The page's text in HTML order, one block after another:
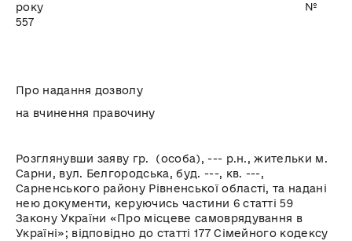
року №
557
Про надання дозволу
на вчинення правочину
Розглянувши заяву гр. (особа), --- р.н., жительки м.
Сарни, вул. Белгородська, буд. ---, кв. ---,
Сарненського району Рівненської області, та надані
нею документи, керуючись частини 6 статті 59
Закону України «Про місцеве самоврядування в
Україні»; відповідно до статті 177 Сімейного кодексу